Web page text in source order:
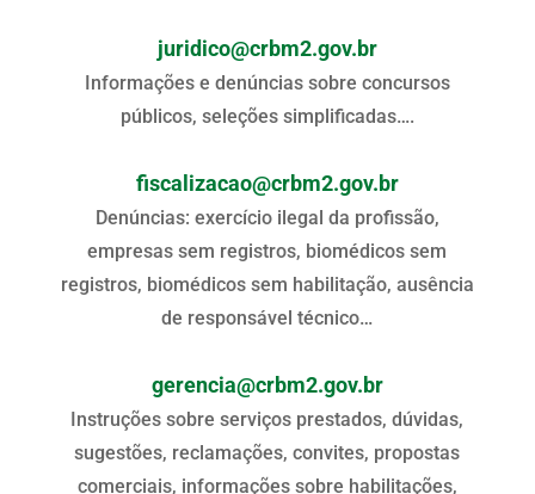
juridico@crbm2.gov.br
Informações e denúncias sobre concursos
públicos, seleções simplificadas….
fiscalizacao@crbm2.gov.br
Denúncias: exercício ilegal da profissão,
empresas sem registros, biomédicos sem
registros, biomédicos sem habilitação, ausência
de responsável técnico…
gerencia@crbm2.gov.br
Instruções sobre serviços prestados, dúvidas,
sugestões, reclamações, convites, propostas
comerciais, informações sobre habilitações,